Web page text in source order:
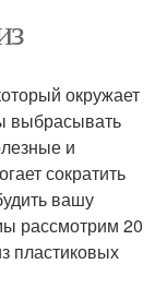
окружает
выбрасывать
и
сократить
вашу
рассмотрим 20
пластиковых